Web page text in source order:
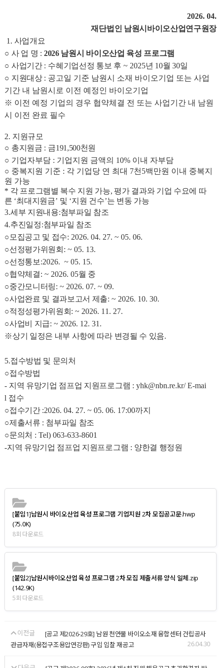
2026. 04.
재단법인 남원시바이오산업연구원장
1. 사업개요
○ 사 업 명 :2026 남원시 바이오산업 육성 프로그램
○ 사업기간 : 수혜기업선정 통보 후 ~ 2025년 10월30일
○ 지원대상 : 공고일 기준 남원시 소재 바이오기업 또는 사업
기간 내 남원시로 이전 예정인 바이오기업
※ 이전 예정 기업의 경우 협약체결 전 또는 사업기간 내 남원
시 이전 완료 필수
2. 지원규모
○ 총지원금 : 금191,500천원
○ 기업자부담 : 기업지원 금액의 10% 이내 자부담
○ 중복지원 기준 : 각 기업당 연 최대 7천5백만원 이내 중복지
원 가능
* 각 프로그램별 복수 지원 가능, 평가 결과와 기업 수요에 따
른 ‘최대지원금’ 및 ‘지원 건수’는 변동 가능
3.세부 지원내용:첨부파일 참조
4.추진일정:첨부파일 참조
○ 모집공고 및 접수: 2026. 04. 27. ~ 05. 06.
○선정평가위원회 : ~ 05. 13.
○선정통보 :2026. ~ 05. 15.
○협약체결: ~ 2026. 05월 중
○중간모니터링: ~ 2026. 07. ~ 09.
○사업완료 및 결과보고서 제출: ~ 2026. 10. 30.
○적정성평가위원회 : ~ 2026. 11. 27.
○사업비 지급: ~ 2026. 12. 31.
※상기 일정은 내부 사항에 따라 변경될 수 있음.
5.접수방법 및 문의처
○접수방법
- 지역 유망기업 점프업 지원프로그램 : yhk@nbn.re.kr/ E-mai
l 접수
○접수기간 :2026. 04. 27. ~ 05. 06. 17:00까지
○제출서류 : 첨부파일 참조
○문의처 : Tel) 063-633-8601
-지역 유망기업 점프업 지원프로그램 : 양한결 행정원
[붙임1]남원시 바이오산업 육성 프로그램 기업지원 2차 모집공고문.hwp
(75.0K)
8회 다운로드
[붙임2]남원시바이오산업 육성 프로그램 2차 모집 제출서류 양식 일체.zip
(142.9K)
5회 다운로드
이전글
[공고 제2026-29호] 남원 천연물 바이오소재 융합센터 건립공사
관급자재(용접구조용압연강판) 구입 입찰 재공고
26.04.30